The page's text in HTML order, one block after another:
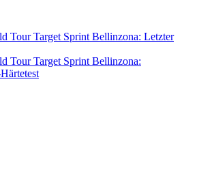
Tour Target Sprint Bellinzona: Letzter
Tour Target Sprint Bellinzona: